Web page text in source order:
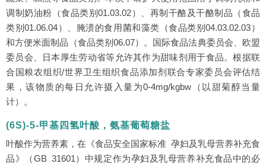
调制奶油粉（食品类别01.03.02）、再制干酪及干酪制品（食品
类别01.06.04）、腌渍的食用菌和藻类（食品类别04.03.02.03）
和方便米面制品（食品类别06.07）。国际食品法典委员会、欧盟
委员会、日本厚生劳动省等允许其作为甜味剂用于食品。根据联
合国粮农组织/世界卫生组织食品添加剂联合专家委员会评估结
果，该物质的每日允许摄入量为0-4mg/kgbw（以甜菊醇当量
计）。
(6S)-5-甲基四氢叶酸，氨基葡萄糖盐
叶酸作为营养素，在《食品安全国家标准 孕妇及乳母营养补充食
品》（GB 31601）中规定作为孕妇及乳母营养补充食品中的必